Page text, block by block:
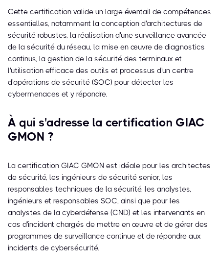
Cette certification valide un large éventail de compétences
essentielles, notamment la conception d'architectures de
sécurité robustes, la réalisation d'une surveillance avancée
de la sécurité du réseau, la mise en œuvre de diagnostics
continus, la gestion de la sécurité des terminaux et
l'utilisation efficace des outils et processus d'un centre
d'opérations de sécurité (SOC) pour détecter les
cybermenaces et y répondre.
À qui s'adresse la certification GIAC
GMON ?
La certification GIAC GMON est idéale pour les architectes
de sécurité, les ingénieurs de sécurité senior, les
responsables techniques de la sécurité, les analystes,
ingénieurs et responsables SOC, ainsi que pour les
analystes de la cyberdéfense (CND) et les intervenants en
cas d'incident chargés de mettre en œuvre et de gérer des
programmes de surveillance continue et de répondre aux
incidents de cybersécurité.